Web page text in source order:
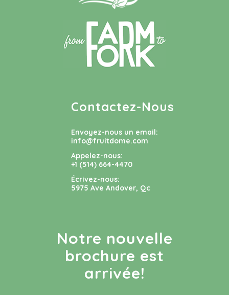
Contactez-Nous
Envoyez-nous un email:
info@fruitdome.com
Appelez-nous:
+1 (514) 664-4470
Écrivez-nous:
5975 Ave Andover, Qc
Notre nouvelle
brochure est
arrivée!